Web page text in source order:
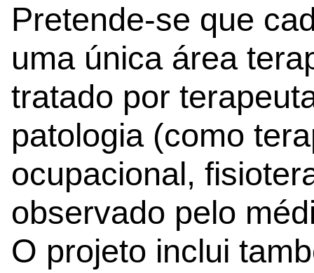
Pretende-se que
uma única área
tratado por
patologia (como
ocupacional,
observado pelo
O projeto inclui